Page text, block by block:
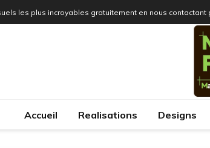
les plus incroyables gratuitement en nous contactant
Accueil Realisations Designs